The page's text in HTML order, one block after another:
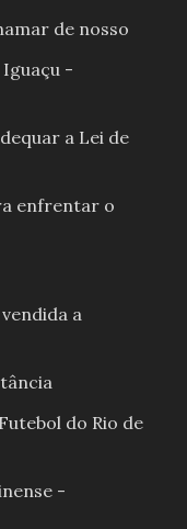
de nosso
-
a Lei de
enfrentar o
a
do Rio de
-